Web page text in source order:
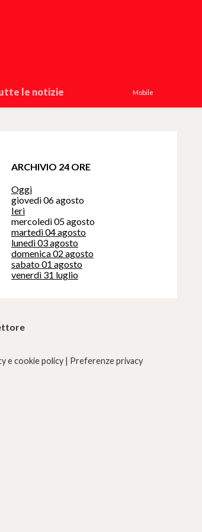
le notizie Mobile
ARCHIVIO 24 ORE
Oggi
giovedì 06 agosto
Ieri
mercoledì 05 agosto
martedì 04 agosto
lunedì 03 agosto
domenica 02 agosto
sabato 01 agosto
venerdì 31 luglio
e cookie policy Preferenze privacy